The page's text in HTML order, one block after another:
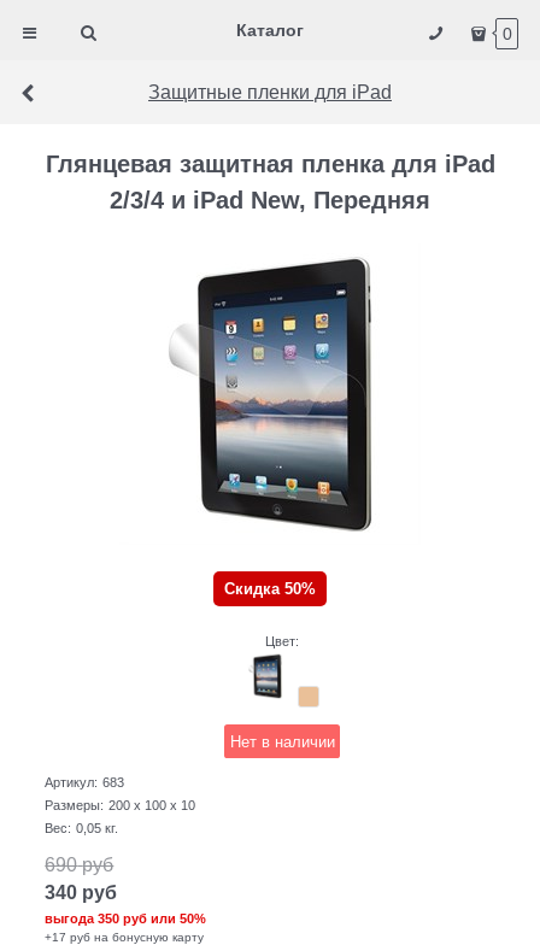
Каталог 0
Защитные пленки для iPad
Глянцевая защитная пленка для iPad
2/3/4 и iPad New, Передняя
Скидка 50%
Цвет:
Нет в наличии
Артикул: 683
Размеры: 200 x 100 x 10
Вес: 0,05 кг.
690 руб
340 руб
выгода350 руб или50%
+17 руб на бонусную карту